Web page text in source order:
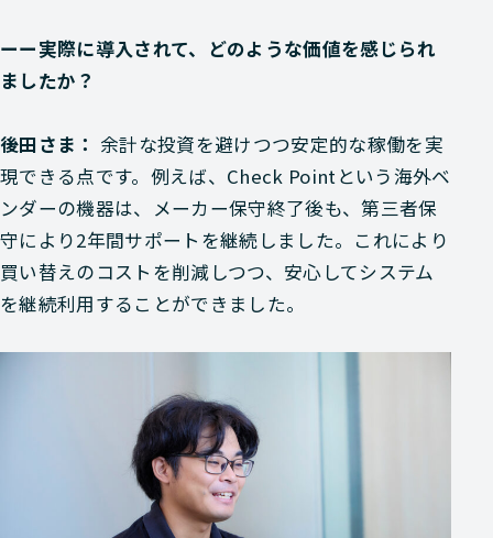
ーー実際に導入されて、どのような価値を感じられ
ましたか？
後田さま： 余計な投資を避けつつ安定的な稼働を実
現できる点です。例えば、Check Pointという海外ベ
ンダーの機器は、メーカー保守終了後も、第三者保
守により2年間サポートを継続しました。これにより
買い替えのコストを削減しつつ、安心してシステム
を継続利用することができました。